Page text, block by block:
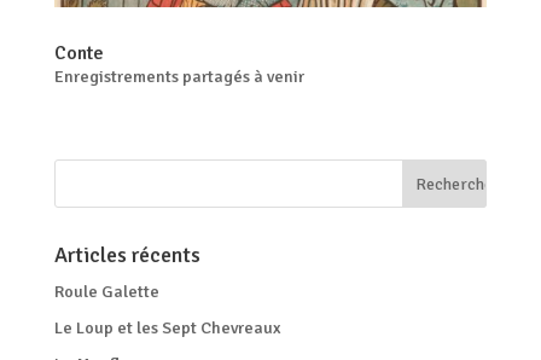
Conte
Enregistrements partagés à venir
Articles récents
Roule Galette
Le Loup et les Sept Chevreaux